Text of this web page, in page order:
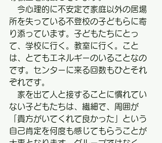
今心理的に不安定で家庭以外の居場
所を失っている不登校の子どもらに寄
り添っています。子どもたちにとっ
て、学校に行く。教室に行く。こと
は、とてもエネルギーのいることなの
です。センターに来る回数もひとそれ
ぞれです。
家を出て人と接することに慣れてい
ない子どもたちは、繊細で、周囲が
「貴方がいてくれて良かった」という
自己肯定を何度も感じてもらうことが